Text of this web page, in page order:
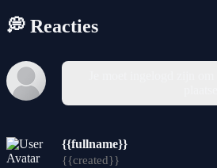
💭 Reacties
{{fullname}}
{{created}}